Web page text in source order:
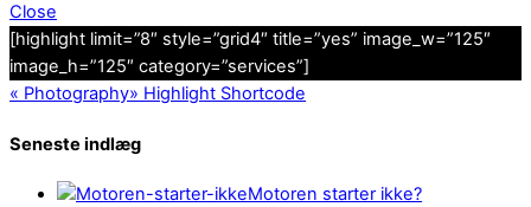
Close
[highlight limit=”8″ style=”grid4″ title=”yes” image_w=”125″
image_h=”125″ category=”services”]
« Photography» Highlight Shortcode
Seneste indlæg
Motoren starter ikke?